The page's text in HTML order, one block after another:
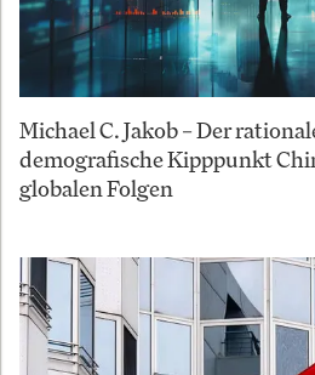
Michael C. Jakob – Der
demografische Kipppunkt
globalen Folgen